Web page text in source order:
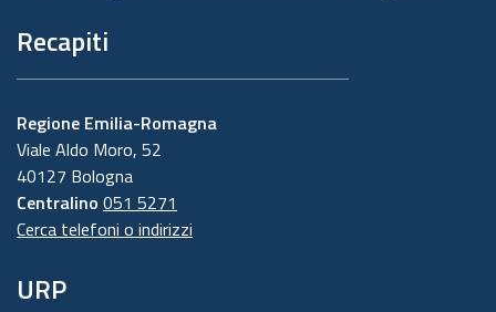
Recapiti
Regione Emilia-Romagna
Viale Aldo Moro, 52
40127 Bologna
Centralino 051 5271
Cerca telefoni o indirizzi
URP